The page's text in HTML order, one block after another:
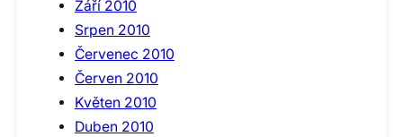
Září 2010
Srpen 2010
Červenec 2010
Červen 2010
Květen 2010
Duben 2010